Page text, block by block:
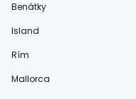
Benátky
Island
Rím
Mallorca